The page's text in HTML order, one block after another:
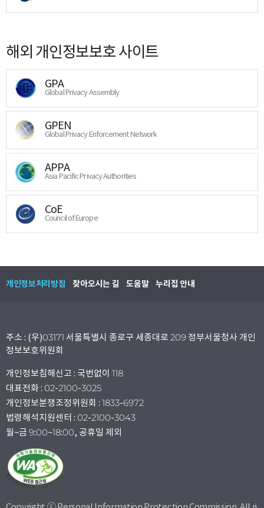
해외 개인정보보호 사이트
GPA
Global Privacy Assembly
GPEN
Global Privacy Enforcement Network
APPA
Asia Pacific Privacy Authorities
CoE
Council of Europe
개인정보처리방침 찾아오시는 길 도움말 누리집 안내
주소 : (우)03171 서울특별시 종로구 세종대로 209 정부서울청사 개인
정보보호위원회
개인정보침해신고 : 국번없이 118
대표전화 : 02-2100-3025
개인정보분쟁조정위원회 : 1833-6972
법령해석지원센터 : 02-2100-3043
월~금 9:00~18:00, 공휴일 제외